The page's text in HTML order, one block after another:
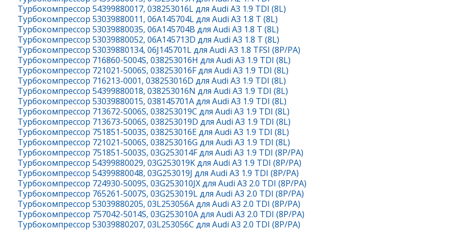
Турбокомпрессор 54399880017, 038253016L для Audi A3 1.9 TDI (8L)
Турбокомпрессор 53039880011, 06A145704L для Audi A3 1.8 T (8L)
Турбокомпрессор 53039880035, 06A145704B для Audi A3 1.8 T (8L)
Турбокомпрессор 53039880052, 06A145713D для Audi A3 1.8 T (8L)
Турбокомпрессор 53039880134, 06J145701L для Audi A3 1.8 TFSI (8P/PA)
Турбокомпрессор 716860-5004S, 038253016H для Audi A3 1.9 TDI (8L)
Турбокомпрессор 721021-5006S, 038253016F для Audi A3 1.9 TDI (8L)
Турбокомпрессор 716213-0001, 038253016D для Audi A3 1.9 TDI (8L)
Турбокомпрессор 54399880018, 038253016N для Audi A3 1.9 TDI (8L)
Турбокомпрессор 53039880015, 038145701A для Audi A3 1.9 TDI (8L)
Турбокомпрессор 713672-5006S, 038253019C для Audi A3 1.9 TDI (8L)
Турбокомпрессор 713673-5006S, 038253019D для Audi A3 1.9 TDI (8L)
Турбокомпрессор 751851-5003S, 038253016E для Audi A3 1.9 TDI (8L)
Турбокомпрессор 721021-5006S, 038253016G для Audi A3 1.9 TDI (8L)
Турбокомпрессор 751851-5003S, 03G253014F для Audi A3 1.9 TDI (8P/PA)
Турбокомпрессор 54399880029, 03G253019K для Audi A3 1.9 TDI (8P/PA)
Турбокомпрессор 54399880048, 03G253019J для Audi A3 1.9 TDI (8P/PA)
Турбокомпрессор 724930-5009S, 03G253010JX для Audi A3 2.0 TDI (8P/PA)
Турбокомпрессор 765261-5007S, 03G253019L для Audi A3 2.0 TDI (8P/PA)
Турбокомпрессор 53039880205, 03L253056A для Audi A3 2.0 TDI (8P/PA)
Турбокомпрессор 757042-5014S, 03G253010A для Audi A3 2.0 TDI (8P/PA)
Турбокомпрессор 53039880207, 03L253056C для Audi A3 2.0 TDI (8P/PA)